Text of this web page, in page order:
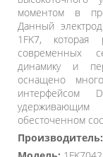
моментом в
Данный
1FK7, которая
современных
динамику и
оснащено
интерфейсом
обесточенном
Производитель: